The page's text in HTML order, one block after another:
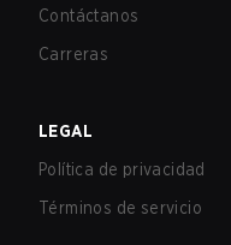
Contáctanos
Carreras
LEGAL
Política de privacidad
Términos de servicio